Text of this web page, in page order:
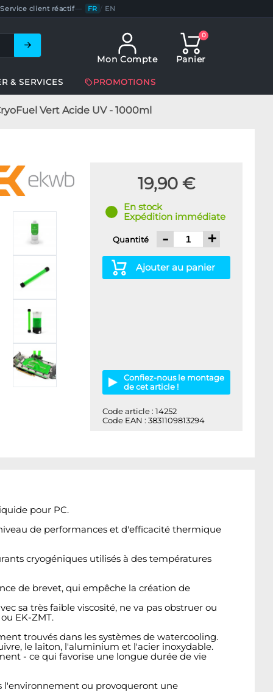
Service client réactif— FR / EN
Mon Compte
0
Panier
& SERVICES PROMOTIONS
Vert Acide UV - 1000ml
19,90 €
En stock
Expédition immédiate
Quantité - +
Ajouter au panier
Confiez-nous le montage
de cet article !
Code article : 14252
Code EAN : 3831109813294
pour PC.
de performances et d'efficacité thermique
cryogéniques utilisés à des températures
de brevet, qui empêche la création de
sa très faible viscosité, ne va pas obstruer ou
EK-ZMT.
trouvés dans les systèmes de watercooling.
le laiton, l'aluminium et l'acier inoxydable.
- ce qui favorise une longue durée de vie
l'environnement ou provoqueront une